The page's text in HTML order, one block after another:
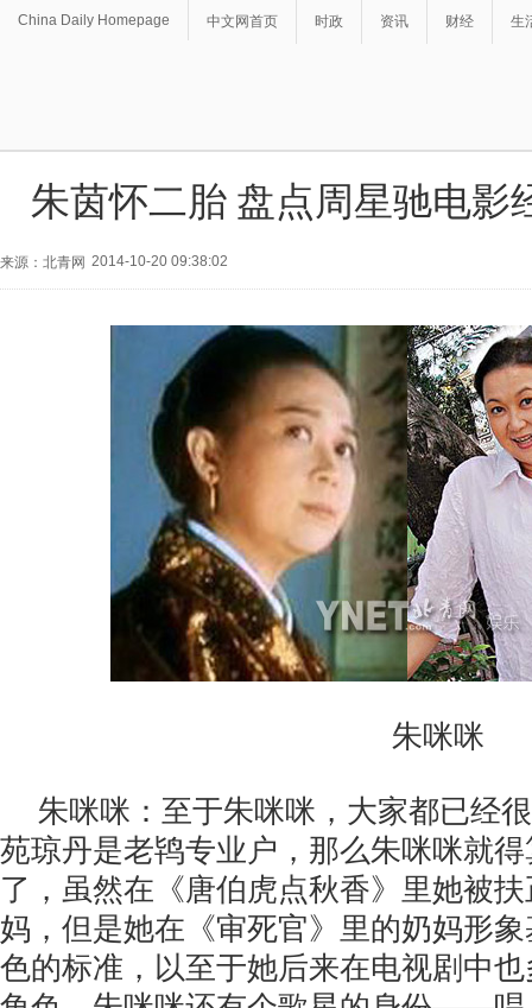
China Daily Homepage 中文网首页 时政 资讯 财经 生
朱茵怀二胎 盘点周星驰电影
来源：北青网 2014-10-20 09:38:02
朱咪咪
朱咪咪：至于朱咪咪，大家都已经
苑琼丹是老鸨专业户，那么朱咪咪就
了，虽然在《唐伯虎点秋香》里她被
妈，但是她在《审死官》里的奶妈形
色的标准，以至于她后来在电视剧中